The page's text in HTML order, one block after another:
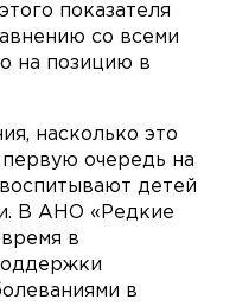
показателя
со всеми
на позицию в
насколько это
очередь на
детей
В АНО «Редкие
в
в